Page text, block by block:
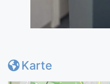
Karte